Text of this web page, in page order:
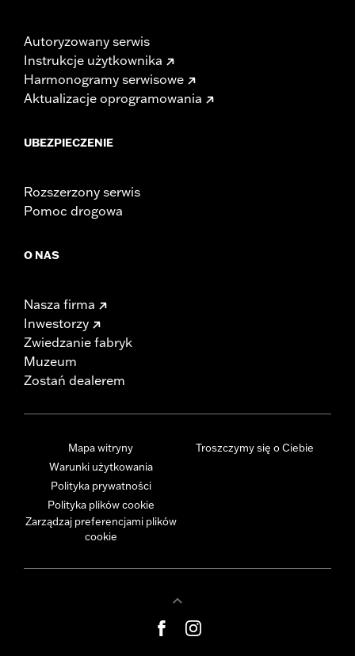
Autoryzowany serwis
Instrukcje użytkownika
Harmonogramy serwisowe
Aktualizacje oprogramowania
UBEZPIECZENIE
Rozszerzony serwis
Pomoc drogowa
O NAS
Nasza firma
Inwestorzy
Zwiedzanie fabryk
Muzeum
Zostań dealerem
Mapa witryny
Warunki użytkowania
Polityka prywatności
Polityka plików cookie
Zarządzaj preferencjami plików
cookie
Troszczymy się o Ciebie